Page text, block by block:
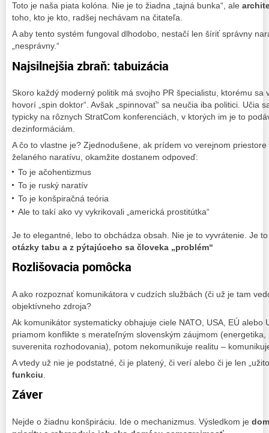
Toto je naša piata kolóna. Nie je to žiadna „tajná bunka“, ale
toho, kto je kto, radšej nechávam na čitateľa.
A aby tento systém fungoval dlhodobo, nestačí len šíriť správny
„nesprávny.“
Najsilnejšia zbraň: tabuizácia
Skoro každý moderný politik má svojho PR špecialistu, ktorému sa
hovorí „spin doktor“. Avšak „spinnovať“ sa neučia iba politici. Učia
typicky na rôznych StratCom konferenciách, v ktorých im je to
dezinformáciám.
A čo to vlastne je? Zjednodušene, ak prídem vo verejnom
želaného naratívu, okamžite dostanem odpoveď:
To je ačohentizmus
To je ruský naratív
To je konšpiračná teória
Ale to takí ako vy vykrikovali „americká prostitútka“
Je to elegantné, lebo to obchádza obsah. Nie je to vyvrátenie. Je
otázky tabu a z pýtajúceho sa človeka „problém“
Rozlišovacia pomôcka
A ako rozpoznať komunikátora v cudzích službách (či už je tam
objektívneho zdroja?
Ak komunikátor systematicky obhajuje ciele NATO, USA, EÚ
priamom konflikte s merateľným slovenským záujmom
suverenita rozhodovania), potom nekomunikuje realitu –
A vtedy už nie je podstatné, či je platený, či verí alebo či je len
funkciu
Záver
Nejde o žiadnu konšpiráciu. Ide o mechanizmus. Výsledkom je